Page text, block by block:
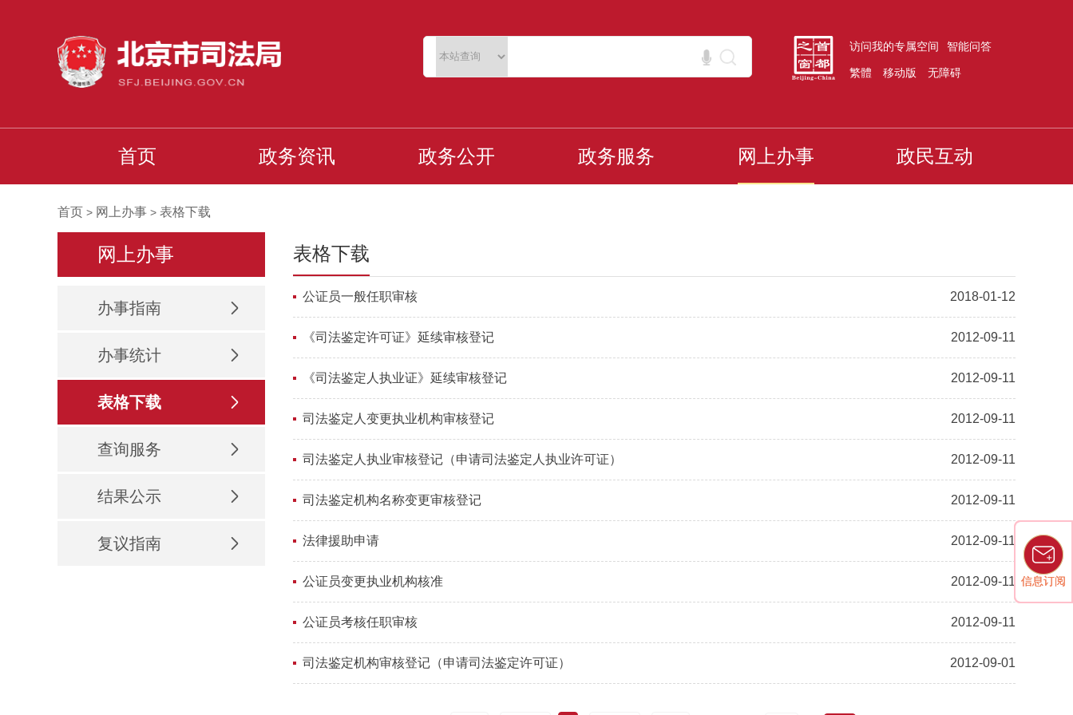
访问我的专属空间 智能问答
繁體 移动版 无障碍
首页 政务资讯 政务公开 政务服务 网上办事 政民互动
信息订阅
信息订阅
首页 > 网上办事 > 表格下载
网上办事
办事指南
办事统计
表格下载
查询服务
结果公示
复议指南
表格下载
公证员一般任职审核 2018-01-12
《司法鉴定许可证》延续审核登记 2012-09-11
《司法鉴定人执业证》延续审核登记 2012-09-11
司法鉴定人变更执业机构审核登记 2012-09-11
司法鉴定人执业审核登记（申请司法鉴定人执业许可证） 2012-09-11
司法鉴定机构名称变更审核登记 2012-09-11
法律援助申请 2012-09-11
公证员变更执业机构核准 2012-09-11
公证员考核任职审核 2012-09-11
司法鉴定机构审核登记（申请司法鉴定许可证） 2012-09-01